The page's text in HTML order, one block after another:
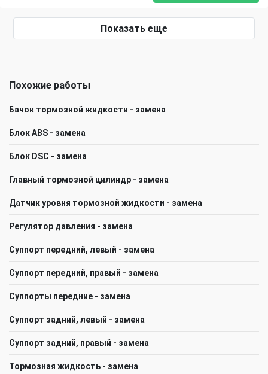
Показать еще
Похожие работы
Бачок тормозной жидкости - замена
Блок ABS - замена
Блок DSC - замена
Главный тормозной цилиндр - замена
Датчик уровня тормозной жидкости - замена
Регулятор давления - замена
Суппорт передний, левый - замена
Суппорт передний, правый - замена
Суппорты передние - замена
Суппорт задний, левый - замена
Суппорт задний, правый - замена
Тормозная жидкость - замена